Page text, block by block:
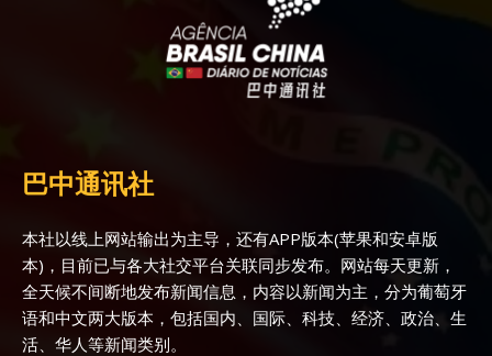
巴中通讯社
本社以线上网站输出为主导，还有APP版本(苹果和安卓版
本)，目前已与各大社交平台关联同步发布。网站每天更新，
全天候不间断地发布新闻信息，内容以新闻为主，分为葡萄牙
语和中文两大版本，包括国内、国际、科技、经济、政治、生
活、华人等新闻类别。